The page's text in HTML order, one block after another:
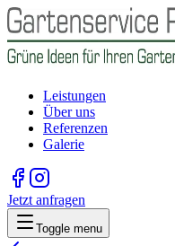
Leistungen
Über uns
Referenzen
Galerie
Jetzt anfragen
Toggle menu